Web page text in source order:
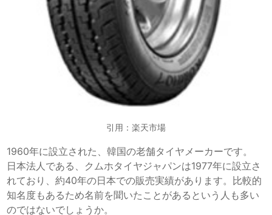
引用：楽天市場
1960年に設立された、韓国の老舗タイヤメーカーです。
日本法人である、クムホタイヤジャパンは1977年に設立さ
れており、約40年の日本での販売実績があります。比較的
知名度もあるため名前を聞いたことがあるという人も多い
のではないでしょうか。